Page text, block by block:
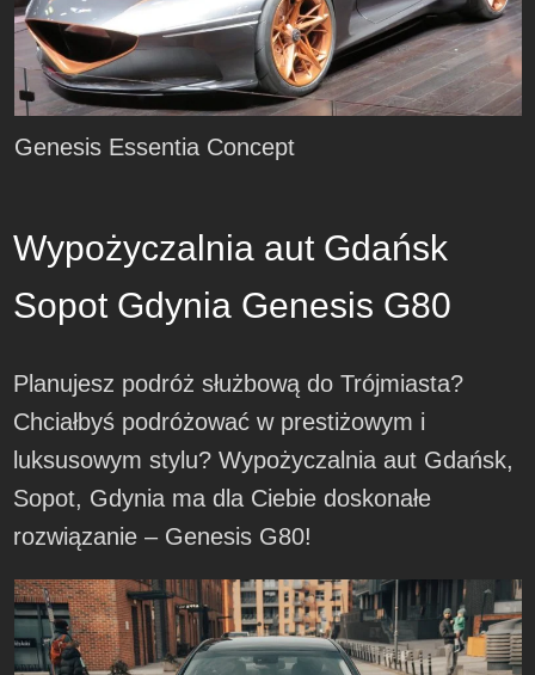
Genesis Essentia Concept
Wypożyczalnia aut Gdańsk
Sopot Gdynia Genesis G80
Planujesz podróż służbową do Trójmiasta?
Chciałbyś podróżować w prestiżowym i
luksusowym stylu? Wypożyczalnia aut Gdańsk,
Sopot, Gdynia ma dla Ciebie doskonałe
rozwiązanie – Genesis G80!